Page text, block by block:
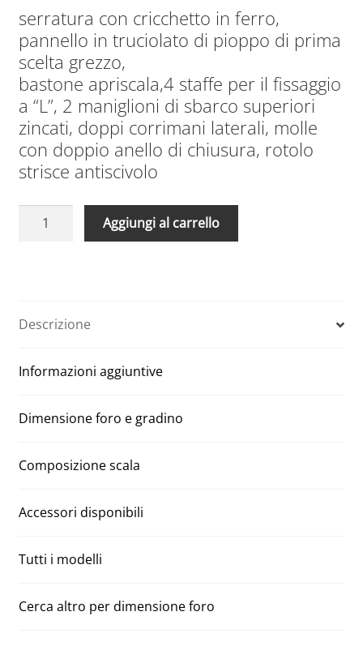
serratura con cricchetto in ferro,
pannello in truciolato di pioppo di prima
scelta grezzo,
bastone apriscala,4 staffe per il fissaggio
a “L”, 2 maniglioni di sbarco superiori
zincati, doppi corrimani laterali, molle
con doppio anello di chiusura, rotolo
strisce antiscivolo
Scale
segmenti
120
300
Aggiungi al carrello
Descrizione
Informazioni aggiuntive
Dimensione foro e gradino
Composizione scala
Accessori disponibili
Tutti i modelli
Cerca altro per dimensione foro